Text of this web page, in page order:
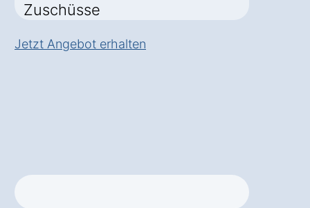
Zuschüsse
Jetzt Angebot erhalten